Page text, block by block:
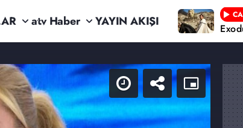
atv Haber YAYIN AKIŞI